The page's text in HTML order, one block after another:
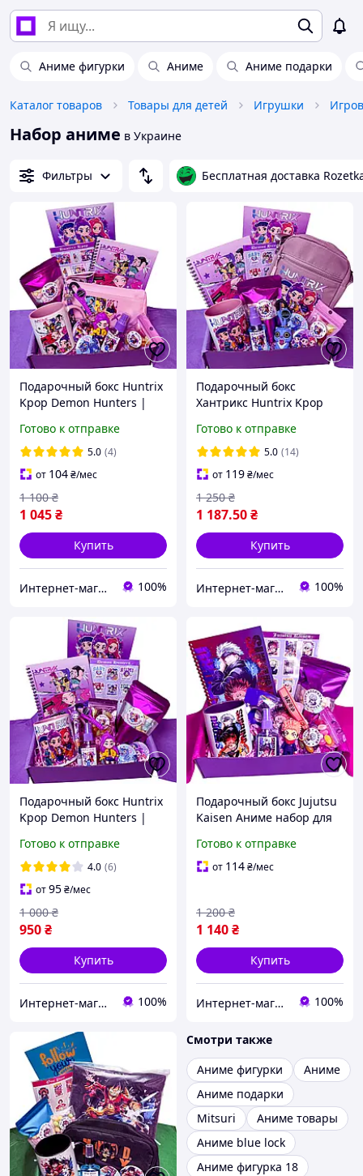
Аниме фигурки Аниме Аниме подарки
Каталог товаров Товары для детей Игрушки
Набор аниме в Украине
Фильтры Бесплатная доставка
Подарочный бокс Huntrix
Kpop Demon Hunters |
Готово к отправке
5.0 (4)
от 104₴/мес
1 045₴
1 100 ₴
Купить
Интернет-магазин "WowBoxes" 100%
Подарочный бокс
Хантрикс Huntrix Kpop
набор
Готово к отправке
5.0 (14)
от 119₴/мес
1 187.50₴
1 250 ₴
Купить
Интернет-магазин "WowBoxes" 100%
Подарочный бокс Huntrix
Kpop Demon Hunters |
Готово к отправке
4.0 (6)
от95₴/мес
950₴
1 000 ₴
Купить
Интернет-магазин "WowBoxes" 100%
Подарочный бокс Jujutsu
Kaisen Аниме набор для
Готово к отправке
от 114₴/мес
1 140₴
1 200 ₴
Купить
Интернет-магазин "WowBoxes" 100%
Смотри также
Аниме фигурки
Аниме
Аниме подарки
Mitsuri
Аниме товары
Аниме blue lock
Аниме фигурка 18